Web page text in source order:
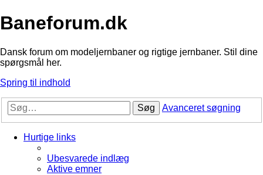
Baneforum.dk
Dansk forum om modeljernbaner og rigtige jernbaner. Stil dine
spørgsmål her.
Spring til indhold
Søg Avanceret søgning
Hurtige links
Ubesvarede indlæg
Aktive emner